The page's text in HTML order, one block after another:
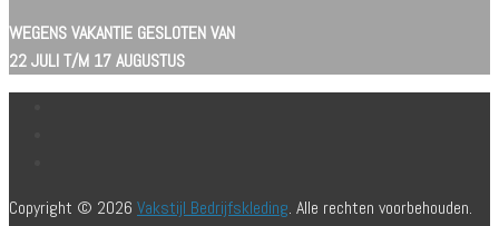
WEGENS VAKANTIE GESLOTEN VAN
22 JULI T/M 17 AUGUSTUS
Copyright © 2026 Vakstijl Bedrijfskleding. Alle rechten voorbehouden.